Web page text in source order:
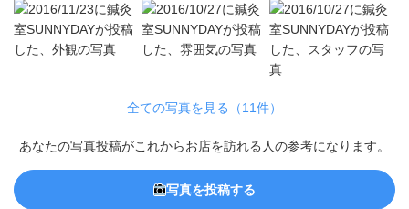
全ての写真を見る（11件）
あなたの写真投稿がこれからお店を訪れる人の参考になります。
写真を投稿する